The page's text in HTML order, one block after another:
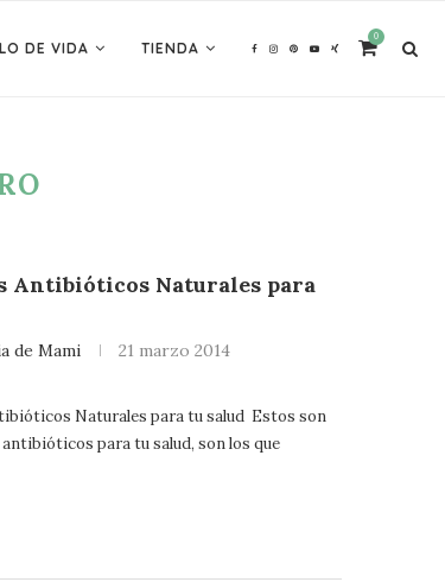
DE VIDA TIENDA
0
Antibióticos Naturales para
de Mami 21 marzo 2014
Naturales para tu salud Estos son
para tu salud, son los que